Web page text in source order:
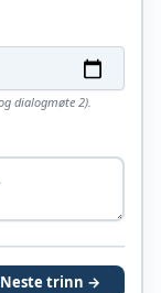
dialogmøte 2).
Neste trinn →